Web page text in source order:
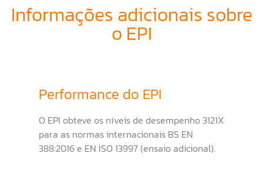
Informações adicionais sobre
o EPI
Performance do EPI
O EPI obteve os níveis de desempenho 3121X
para as normas internacionais BS EN
388:2016 e EN ISO 13997 (ensaio adicional).